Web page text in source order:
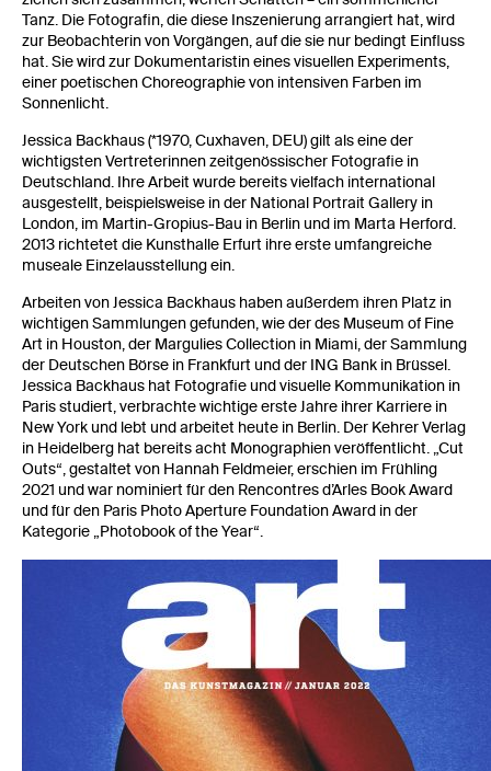
Tanz. Die Fotografin, die diese Inszenierung arrangiert hat, wird
zur Beobachterin von Vorgängen, auf die sie nur bedingt Einfluss
hat. Sie wird zur Dokumentaristin eines visuellen Experiments,
einer poetischen Choreographie von intensiven Farben im
Sonnenlicht.
Jessica Backhaus (*1970, Cuxhaven, DEU) gilt als eine der
wichtigsten Vertreterinnen zeitgenössischer Fotografie in
Deutschland. Ihre Arbeit wurde bereits vielfach international
ausgestellt, beispielsweise in der National Portrait Gallery in
London, im Martin-Gropius-Bau in Berlin und im Marta Herford.
2013 richtetet die Kunsthalle Erfurt ihre erste umfangreiche
museale Einzelausstellung ein.
Arbeiten von Jessica Backhaus haben außerdem ihren Platz in
wichtigen Sammlungen gefunden, wie der des Museum of Fine
Art in Houston, der Margulies Collection in Miami, der Sammlung
der Deutschen Börse in Frankfurt und der ING Bank in Brüssel.
Jessica Backhaus hat Fotografie und visuelle Kommunikation in
Paris studiert, verbrachte wichtige erste Jahre ihrer Karriere in
New York und lebt und arbeitet heute in Berlin. Der Kehrer Verlag
in Heidelberg hat bereits acht Monographien veröffentlicht. „Cut
Outs“, gestaltet von Hannah Feldmeier, erschien im Frühling
2021 und war nominiert für den Rencontres d’Arles Book Award
und für den Paris Photo Aperture Foundation Award in der
Kategorie „Photobook of the Year“.